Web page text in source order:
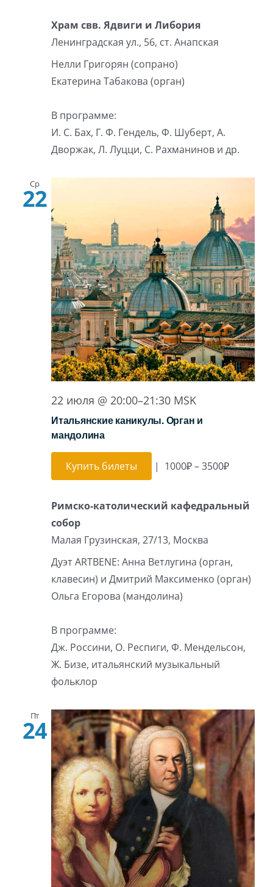
Храм свв. Ядвиги и Либория
Ленинградская ул., 56, ст. Анапская
Нелли Григорян (сопрано)
Екатерина Табакова (орган)
В программе:
И. С. Бах, Г. Ф. Гендель, Ф. Шуберт, А.
Дворжак, Л. Луцци, С. Рахманинов и др.
Ср
22
22 июля @ 20:00–21:30 MSK
Итальянские каникулы. Орган и
мандолина
Купить билеты | 1000₽ – 3500₽
Римско-католический кафедральный
собор
Малая Грузинская, 27/13, Москва
Дуэт ARTBENE: Анна Ветлугина (орган,
клавесин) и Дмитрий Максименко (орган)
Ольга Егорова (мандолина)
В программе:
Дж. Россини, О. Респиги, Ф. Мендельсон,
Ж. Бизе, итальянский музыкальный
фольклор
Пт
24